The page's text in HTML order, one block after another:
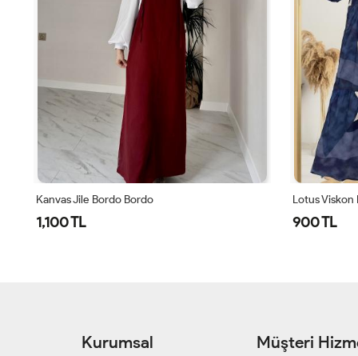
Kanvas Jile Bordo Bordo
1,100 TL
Lotus
900 TL
Kurumsal Müşteri